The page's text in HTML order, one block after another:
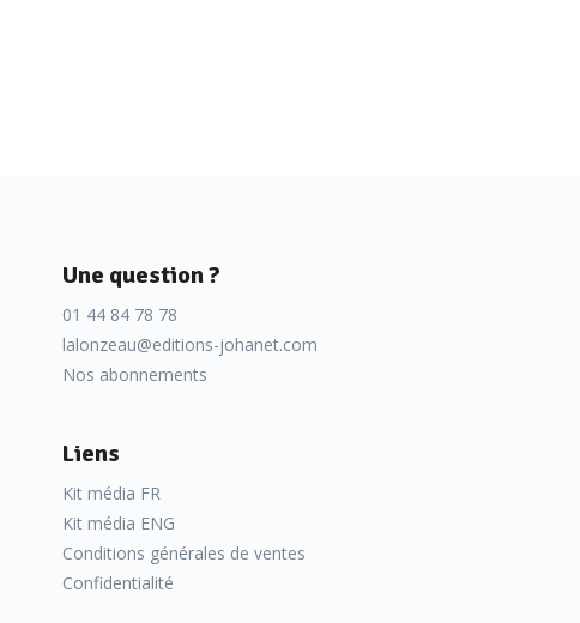
Une question ?
01 44 84 78 78
lalonzeau@editions-johanet.com
Nos abonnements
Liens
Kit média FR
Kit média ENG
Conditions générales de ventes
Confidentialité